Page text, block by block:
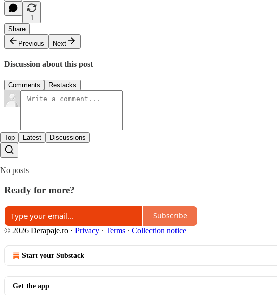
1
Share
Previous
Next
Discussion about this post
Comments Restacks
Top Latest Discussions
No posts
Ready for more?
Subscribe
© 2026 Derapaje.ro · Privacy ∙ Terms ∙ Collection notice
Start your Substack
Get the app